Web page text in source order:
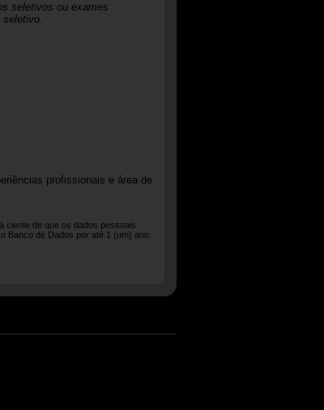
seletivos ou exames
profissionais e área de
ciente de que os dados pessoais
Banco de Dados por até 1 (um) ano.